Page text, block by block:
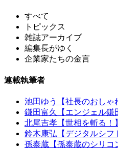
すべて
トピックス
雑誌アーカイブ
編集長がゆく
企業家たちの金言
連載執筆者
池田ゆう【社長のおしゃ
鎌田富久【エンジェル鎌田
北尾吉孝【世相を斬る！】
鈴木康弘【デジタルシフ
孫泰蔵【孫泰蔵のシリコ